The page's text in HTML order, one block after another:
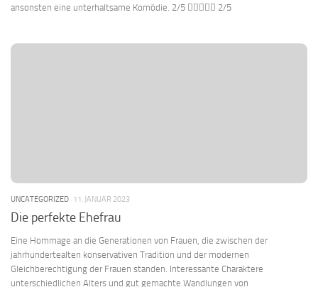
ansonsten eine unterhaltsame Komödie. 2/5  2/5
UNCATEGORIZED 11. JANUAR 2023
Die perfekte Ehefrau
Eine Hommage an die Generationen von Frauen, die zwischen der
jahrhundertealten konservativen Tradition und der modernen
Gleichberechtigung der Frauen standen. Interessante Charaktere
unterschiedlichen Alters und gut gemachte Wandlungen von